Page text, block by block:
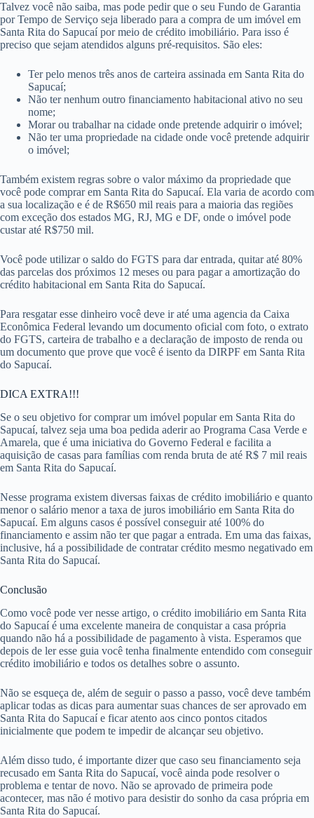
Talvez você não saiba, mas pode pedir que o seu Fundo de Garantia
por Tempo de Serviço seja liberado para a compra de um imóvel em
Santa Rita do Sapucaí por meio de crédito imobiliário. Para isso é
preciso que sejam atendidos alguns pré-requisitos. São eles:
Ter pelo menos três anos de carteira assinada em Santa Rita do
Sapucaí;
Não ter nenhum outro financiamento habitacional ativo no seu
nome;
Morar ou trabalhar na cidade onde pretende adquirir o imóvel;
Não ter uma propriedade na cidade onde você pretende adquirir
o imóvel;
Também existem regras sobre o valor máximo da propriedade que
você pode comprar em Santa Rita do Sapucaí. Ela varia de acordo com
a sua localização e é de R$650 mil reais para a maioria das regiões
com exceção dos estados MG, RJ, MG e DF, onde o imóvel pode
custar até R$750 mil.
Você pode utilizar o saldo do FGTS para dar entrada, quitar até 80%
das parcelas dos próximos 12 meses ou para pagar a amortização do
crédito habitacional em Santa Rita do Sapucaí.
Para resgatar esse dinheiro você deve ir até uma agencia da Caixa
Econômica Federal levando um documento oficial com foto, o extrato
do FGTS, carteira de trabalho e a declaração de imposto de renda ou
um documento que prove que você é isento da DIRPF em Santa Rita
do Sapucaí.
DICA EXTRA!!!
Se o seu objetivo for comprar um imóvel popular em Santa Rita do
Sapucaí, talvez seja uma boa pedida aderir ao Programa Casa Verde e
Amarela, que é uma iniciativa do Governo Federal e facilita a
aquisição de casas para famílias com renda bruta de até R$ 7 mil reais
em Santa Rita do Sapucaí.
Nesse programa existem diversas faixas de crédito imobiliário e quanto
menor o salário menor a taxa de juros imobiliário em Santa Rita do
Sapucaí. Em alguns casos é possível conseguir até 100% do
financiamento e assim não ter que pagar a entrada. Em uma das faixas,
inclusive, há a possibilidade de contratar crédito mesmo negativado em
Santa Rita do Sapucaí.
Conclusão
Como você pode ver nesse artigo, o crédito imobiliário em Santa Rita
do Sapucaí é uma excelente maneira de conquistar a casa própria
quando não há a possibilidade de pagamento à vista. Esperamos que
depois de ler esse guia você tenha finalmente entendido com conseguir
crédito imobiliário e todos os detalhes sobre o assunto.
Não se esqueça de, além de seguir o passo a passo, você deve também
aplicar todas as dicas para aumentar suas chances de ser aprovado em
Santa Rita do Sapucaí e ficar atento aos cinco pontos citados
inicialmente que podem te impedir de alcançar seu objetivo.
Além disso tudo, é importante dizer que caso seu financiamento seja
recusado em Santa Rita do Sapucaí, você ainda pode resolver o
problema e tentar de novo. Não se aprovado de primeira pode
acontecer, mas não é motivo para desistir do sonho da casa própria em
Santa Rita do Sapucaí.